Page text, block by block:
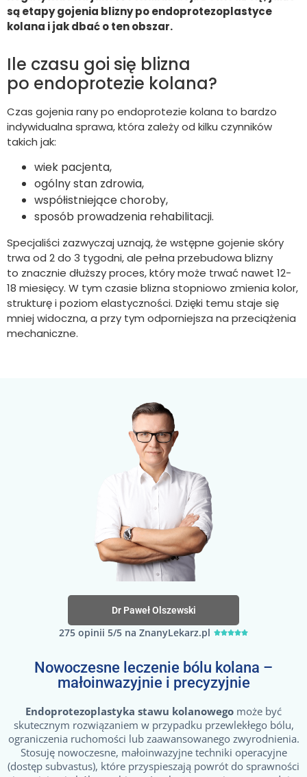
są etapy gojenia blizny po endoprotezoplastyce
kolana i jak dbać o ten obszar.
Ile czasu goi się blizna
po endoprotezie kolana?
Czas gojenia rany po endoprotezie kolana to bardzo
indywidualna sprawa, która zależy od kilku czynników
takich jak:
wiek pacjenta,
ogólny stan zdrowia,
współistniejące choroby,
sposób prowadzenia rehabilitacji.
Specjaliści zazwyczaj uznają, że wstępne gojenie skóry
trwa od 2 do 3 tygodni, ale pełna przebudowa blizny
to znacznie dłuższy proces, który może trwać nawet 12-
18 miesięcy. W tym czasie blizna stopniowo zmienia kolor,
strukturę i poziom elastyczności. Dzięki temu staje się
mniej widoczna, a przy tym odporniejsza na przeciążenia
mechaniczne.
Nowoczesne leczenie bólu kolana –
małoinwazyjnie i precyzyjnie
Endoprotezoplastyka stawu kolanowego może być
skutecznym rozwiązaniem w przypadku przewlekłego bólu,
ograniczenia ruchomości lub zaawansowanego zwyrodnienia.
Stosuję nowoczesne, małoinwazyjne techniki operacyjne
(dostęp subvastus), które przyspieszają powrót do sprawności
Dr Paweł Olszewski
275 opinii 5/5 na ZnanyLekarz.pl 